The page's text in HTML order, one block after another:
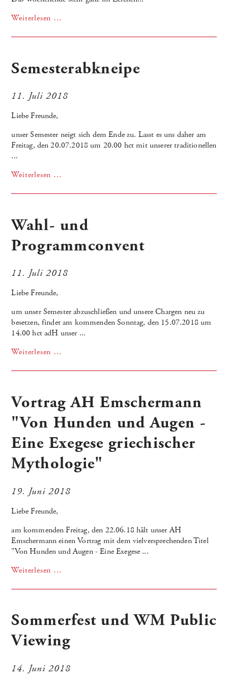
Weiterlesen …
Semesterabkneipe
11. Juli 2018
Liebe Freunde,
unser Semester neigt sich dem Ende zu. Lasst es uns daher am
Freitag, den 20.07.2018 um 20.00 hct mit unserer traditionellen
...
Weiterlesen …
Wahl- und
Programmconvent
11. Juli 2018
Liebe Freunde,
um unser Semester abzuschließen und unsere Chargen neu zu
besetzen, findet am kommenden Sonntag, den 15.07.2018 um
14.00 hct adH unser ...
Weiterlesen …
Vortrag AH Emschermann
"Von Hunden und Augen -
Eine Exegese griechischer
Mythologie"
19. Juni 2018
Liebe Freunde,
am kommenden Freitag, den 22.06.18 hält unser AH
Emschermann einen Vortrag mit dem vielversprechenden Titel
"Von Hunden und Augen - Eine Exegese ...
Weiterlesen …
Sommerfest und WM Public
Viewing
14. Juni 2018